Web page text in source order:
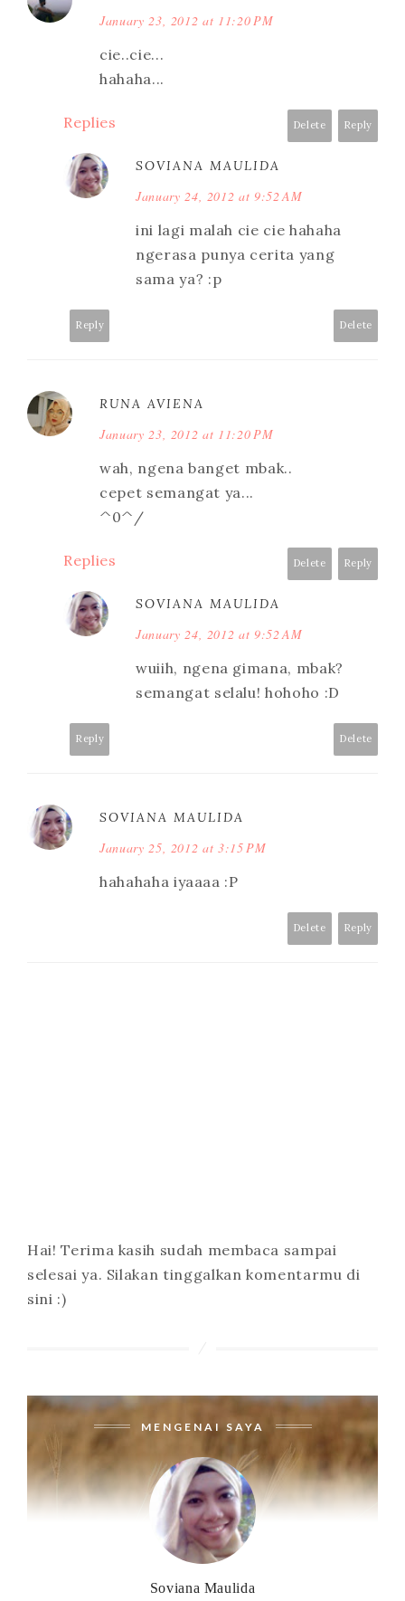
January 23, 2012 at 11:20 PM
cie..cie...
hahaha...
Reply
Delete
Replies
SOVIANA MAULIDA
January 24, 2012 at 9:52 AM
ini lagi malah cie cie hahaha
ngerasa punya cerita yang
sama ya? :p
Delete
Reply
RUNA AVIENA
January 23, 2012 at 11:20 PM
wah, ngena banget mbak..
cepet semangat ya...
^0^/
Reply
Delete
Replies
SOVIANA MAULIDA
January 24, 2012 at 9:52 AM
wuiih, ngena gimana, mbak?
semangat selalu! hohoho :D
Delete
Reply
SOVIANA MAULIDA
January 25, 2012 at 3:15 PM
hahahaha iyaaaa :P
Reply
Delete
Hai! Terima kasih sudah membaca sampai
selesai ya. Silakan tinggalkan komentarmu di
sini :)
MENGENAI SAYA
Soviana Maulida